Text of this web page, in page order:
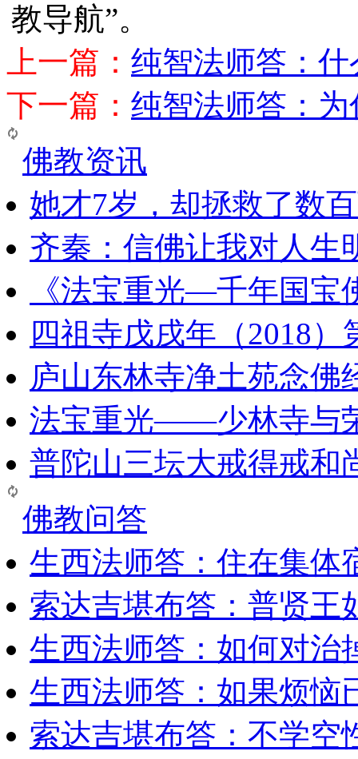
教导航”。
上一篇： 纯智法师答：
下一篇： 纯智法师答：
佛教资讯
她才7岁，却拯救了数
齐秦：信佛让我对人生
《法宝重光—千年国宝
四祖寺戊戌年（2018
庐山东林寺净土苑念佛
法宝重光——少林寺与
普陀山三坛大戒得戒和
佛教问答
生西法师答：住在集体
索达吉堪布答：普贤王
生西法师答：如何对治
生西法师答：如果烦恼
索达吉堪布答：​不学空